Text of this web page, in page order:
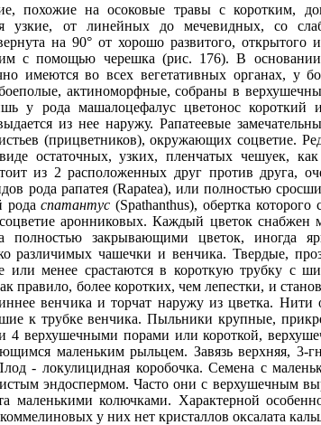
похожие на осоковые травы с коротким,
узкие, от линейных до мечевидных, со
на 90° от хорошо развитого, открытого
с помощью черешка (рис. 176). В основании
имеются во всех вегетативных органах, у
актиноморфные, собраны в
у рода машалоцефалус цветонос короткий
из нее наружу. Рапатеевые
(прицветников), окружающих соцветие.
остаточных, узких, пленчатых чешуек,
из 2 расположенных друг против друга,
рода рапатея (Rapatea), или полностью
родаспатантус (Spathanthus), обертка которого
аронниковых. Каждый цветок снабжен
закрывающими цветок, иногда
различимых чашечки и венчика. Твердые,
или менее срастаются в короткую трубку с
правило, более коротких, чем лепестки, и
венчика и торчат наружу из цветка. Нити
к трубке венчика. Пыльники крупные,
4 верхушечными порами или короткой,
маленьким рыльцем. Завязь верхняя, 3-
- локулицидная коробочка. Семена с
эндоспермом. Часто они с верхушечным
колючками. Характерной
у них нет кристаллов оксалата